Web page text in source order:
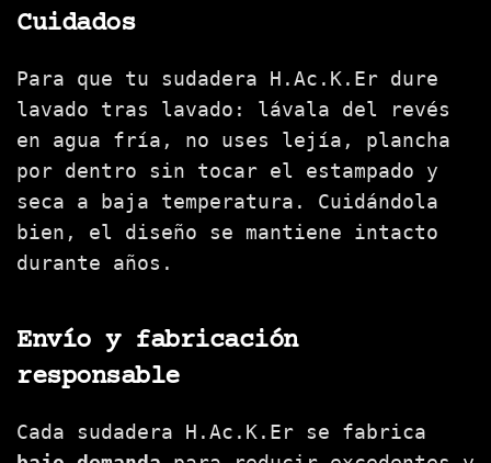
Cuidados
Para que tu sudadera H.Ac.K.Er dure
lavado tras lavado: lávala del revés
en agua fría, no uses lejía, plancha
por dentro sin tocar el estampado y
seca a baja temperatura. Cuidándola
bien, el diseño se mantiene intacto
durante años.
Envío y fabricación
responsable
Cada sudadera H.Ac.K.Er se fabrica